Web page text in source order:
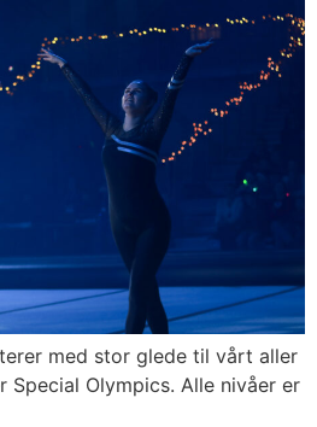
med stor glede til vårt aller
Special Olympics. Alle nivåer er